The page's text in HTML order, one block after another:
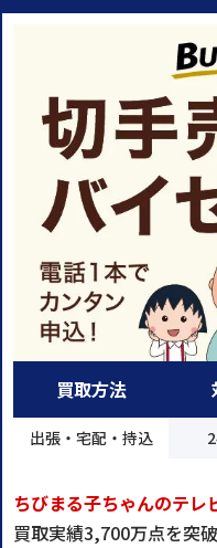
買取方法
出張・宅配・持込
ちびまる子ちゃんのテレ
買取実績3,700万点を突